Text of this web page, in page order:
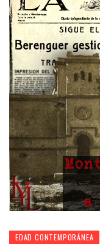
EDAD CONTEMPORÁNEA